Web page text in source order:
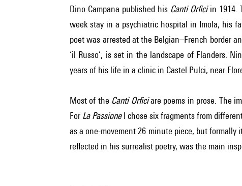
Dino Campana published his Canti Orficiin 1914.
week stay in a psychiatric hospital in Imola, his
poet was arrested at the Belgian–French border
‘il Russo’, is set in the landscape of Flanders.
years of his life in a clinic in Castel Pulci, near
Most of the Canti Orficiare poems in prose. The
For La PassioneI chose six fragments from
as a one-movement 26 minute piece, but formally
reflected in his surrealist poetry, was the main